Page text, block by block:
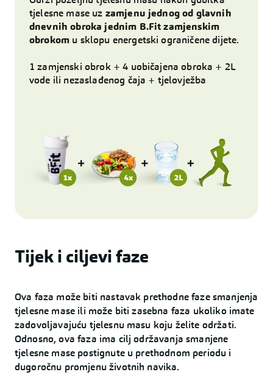
tjelesne mase uz zamjenu jednog od glavnih
dnevnih obroka jednim B.Fit zamjenskim
obrokom u sklopu energetski ograničene dijete.
1 zamjenski obrok + 4 uobičajena obroka + 2L
vode ili nezaslađenog čaja + tjelovježba
Tijek i ciljevi faze
Ova faza može biti nastavak prethodne faze smanjenja
tjelesne mase ili može biti zasebna faza ukoliko imate
zadovoljavajuću tjelesnu masu koju želite održati.
Odnosno, ova faza ima cilj održavanja smanjene
tjelesne mase postignute u prethodnom periodu i
dugoročnu promjenu životnih navika.